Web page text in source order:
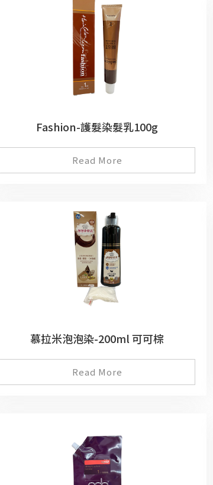
Fashion-護髮染髮乳100g
Read More
慕拉米泡泡染-200ml 可可棕
Read More